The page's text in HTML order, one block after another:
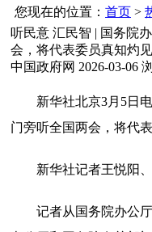
您现在的位置： 首页 >
听民意 汇民智 | 国务院
会，将代表委员真知灼
中国政府网 2026-03-06
新华社北京3月5日
门旁听全国两会，将代
新华社记者王悦阳
记者从国务院办公